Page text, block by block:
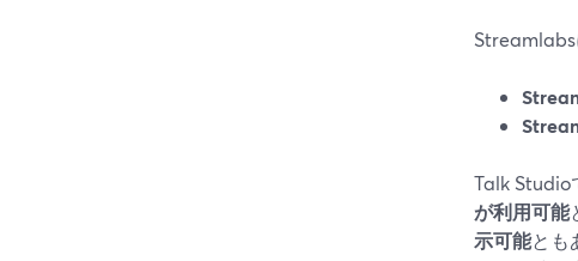
Streamlabs
Talk Studio
が利用可能
示可能とも